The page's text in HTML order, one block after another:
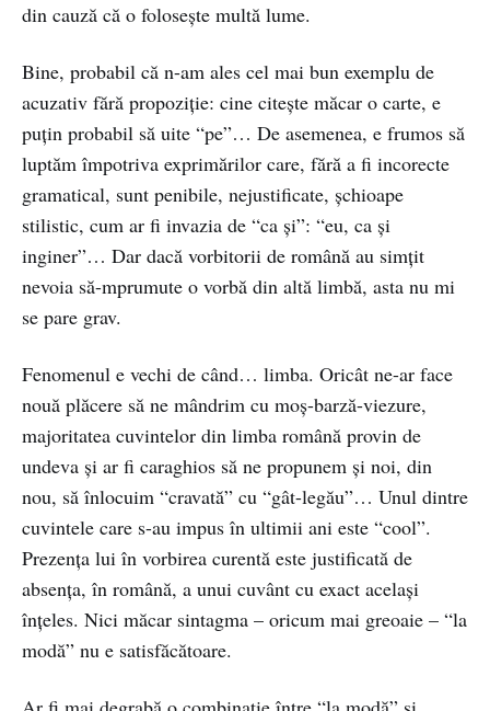
din cauză că o folosește multă lume.
Bine, probabil că n-am ales cel mai bun exemplu de
acuzativ fără propoziție: cine citește măcar o carte, e
puțin probabil să uite “pe”… De asemenea, e frumos să
luptăm împotriva exprimărilor care, fără a fi incorecte
gramatical, sunt penibile, nejustificate, șchioape
stilistic, cum ar fi invazia de “ca și”: “eu, ca și
inginer”… Dar dacă vorbitorii de română au simțit
nevoia să-mprumute o vorbă din altă limbă, asta nu mi
se pare grav.
Fenomenul e vechi de când… limba. Oricât ne-ar face
nouă plăcere să ne mândrim cu moș-barză-viezure,
majoritatea cuvintelor din limba română provin de
undeva și ar fi caraghios să ne propunem și noi, din
nou, să înlocuim “cravată” cu “gât-legău”… Unul dintre
cuvintele care s-au impus în ultimii ani este “cool”.
Prezența lui în vorbirea curentă este justificată de
absența, în română, a unui cuvânt cu exact același
înțeles. Nici măcar sintagma – oricum mai greoaie – “la
modă” nu e satisfăcătoare.